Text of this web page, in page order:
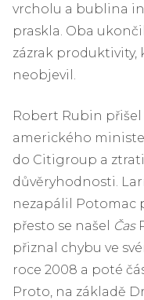
vrcholu a bublina
praskla. Oba
zázrak produktivity,
neobjevil.
Robert Rubin přišel
amerického
do Citigroup a
důvěryhodnosti.
nezapálil Potomac
přesto se našel
Čas
přiznal chybu ve
roce 2008 a poté
Proto, na základě